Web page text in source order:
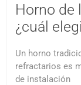
Horno de
¿cuál
Un horno
refractarios es
de instalación